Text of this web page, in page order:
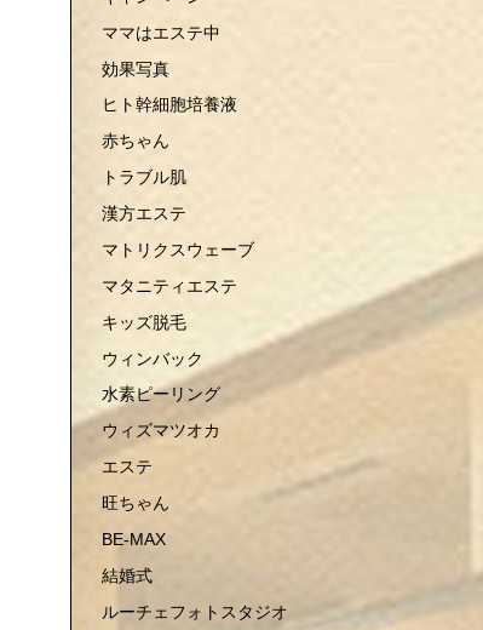
ママはエステ中
効果写真
ヒト幹細胞培養液
赤ちゃん
トラブル肌
漢方エステ
マトリクスウェーブ
マタニティエステ
キッズ脱毛
ウィンバック
水素ピーリング
ウィズマツオカ
エステ
旺ちゃん
BE-MAX
結婚式
ルーチェフォトスタジオ